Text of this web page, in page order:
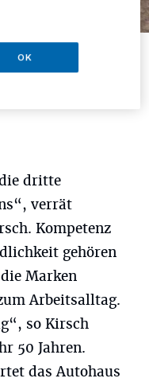
dritte
verrät
Kompetenz
gehören
Marken
Arbeitsalltag.
so Kirsch
50 Jahren.
das Autohaus
OK